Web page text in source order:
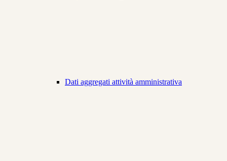
Dati aggregati attività amministrativa